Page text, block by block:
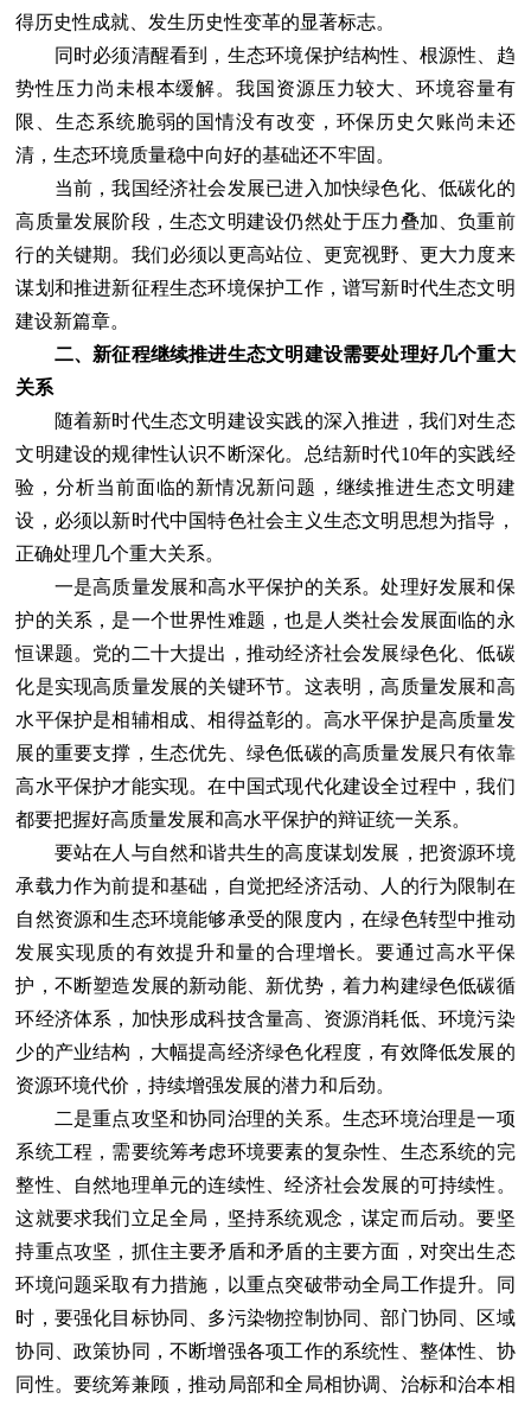
得历史性成就、发生历史性变革的显著标志。
同时必须清醒看到，生态环境保护结构性、根源性、趋
势性压力尚未根本缓解。我国资源压力较大、环境容量有
限、生态系统脆弱的国情没有改变，环保历史欠账尚未还
清，生态环境质量稳中向好的基础还不牢固。
当前，我国经济社会发展已进入加快绿色化、低碳化的
高质量发展阶段，生态文明建设仍然处于压力叠加、负重前
行的关键期。我们必须以更高站位、更宽视野、更大力度来
谋划和推进新征程生态环境保护工作，谱写新时代生态文明
建设新篇章。
二、新征程继续推进生态文明建设需要处理好几个重大
关系
随着新时代生态文明建设实践的深入推进，我们对生态
文明建设的规律性认识不断深化。总结新时代10年的实践经
验，分析当前面临的新情况新问题，继续推进生态文明建
设，必须以新时代中国特色社会主义生态文明思想为指导，
正确处理几个重大关系。
一是高质量发展和高水平保护的关系。处理好发展和保
护的关系，是一个世界性难题，也是人类社会发展面临的永
恒课题。党的二十大提出，推动经济社会发展绿色化、低碳
化是实现高质量发展的关键环节。这表明，高质量发展和高
水平保护是相辅相成、相得益彰的。高水平保护是高质量发
展的重要支撑，生态优先、绿色低碳的高质量发展只有依靠
高水平保护才能实现。在中国式现代化建设全过程中，我们
都要把握好高质量发展和高水平保护的辩证统一关系。
要站在人与自然和谐共生的高度谋划发展，把资源环境
承载力作为前提和基础，自觉把经济活动、人的行为限制在
自然资源和生态环境能够承受的限度内，在绿色转型中推动
发展实现质的有效提升和量的合理增长。要通过高水平保
护，不断塑造发展的新动能、新优势，着力构建绿色低碳循
环经济体系，加快形成科技含量高、资源消耗低、环境污染
少的产业结构，大幅提高经济绿色化程度，有效降低发展的
资源环境代价，持续增强发展的潜力和后劲。
二是重点攻坚和协同治理的关系。生态环境治理是一项
系统工程，需要统筹考虑环境要素的复杂性、生态系统的完
整性、自然地理单元的连续性、经济社会发展的可持续性。
这就要求我们立足全局，坚持系统观念，谋定而后动。要坚
持重点攻坚，抓住主要矛盾和矛盾的主要方面，对突出生态
环境问题采取有力措施，以重点突破带动全局工作提升。同
时，要强化目标协同、多污染物控制协同、部门协同、区域
协同、政策协同，不断增强各项工作的系统性、整体性、协
同性。要统筹兼顾，推动局部和全局相协调、治标和治本相